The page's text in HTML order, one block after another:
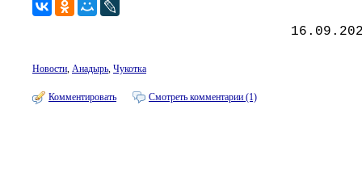
Новости, Анадырь, Чукотка
Комментировать Смотреть комментарии (1)